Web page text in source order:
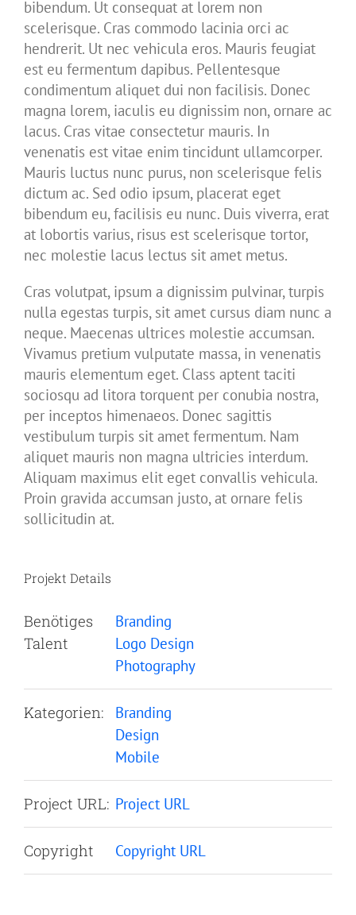
bibendum. Ut consequat at lorem non
scelerisque. Cras commodo lacinia orci ac
hendrerit. Ut nec vehicula eros. Mauris feugiat
est eu fermentum dapibus. Pellentesque
condimentum aliquet dui non facilisis. Donec
magna lorem, iaculis eu dignissim non, ornare ac
lacus. Cras vitae consectetur mauris. In
venenatis est vitae enim tincidunt ullamcorper.
Mauris luctus nunc purus, non scelerisque felis
dictum ac. Sed odio ipsum, placerat eget
bibendum eu, facilisis eu nunc. Duis viverra, erat
at lobortis varius, risus est scelerisque tortor,
nec molestie lacus lectus sit amet metus.
Cras volutpat, ipsum a dignissim pulvinar, turpis
nulla egestas turpis, sit amet cursus diam nunc a
neque. Maecenas ultrices molestie accumsan.
Vivamus pretium vulputate massa, in venenatis
mauris elementum eget. Class aptent taciti
sociosqu ad litora torquent per conubia nostra,
per inceptos himenaeos. Donec sagittis
vestibulum turpis sit amet fermentum. Nam
aliquet mauris non magna ultricies interdum.
Aliquam maximus elit eget convallis vehicula.
Proin gravida accumsan justo, at ornare felis
sollicitudin at.
Projekt Details
Benötiges
Talent
Branding
Logo Design
Photography
Kategorien:
Branding
Design
Mobile
Project URL: Project URL
Copyright Copyright URL